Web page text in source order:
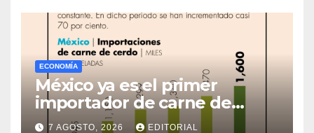
ECONOMÍA
México ya es el primer
importador de carne de
cerdo en el mundo
7 AGOSTO, 2026 EDITORIAL